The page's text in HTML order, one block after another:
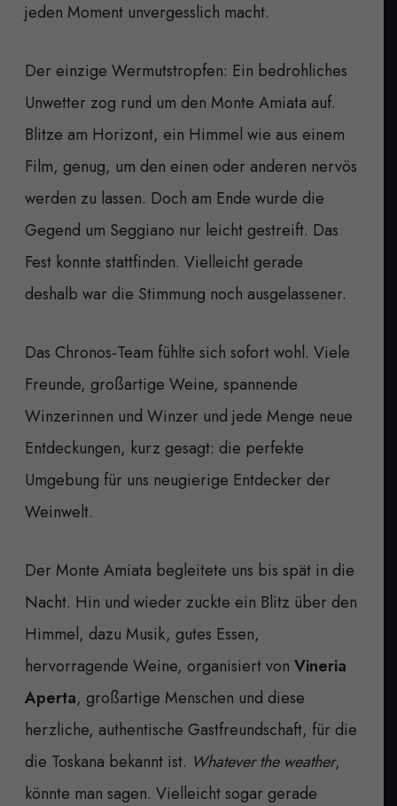
jeden Moment unvergesslich macht.
Der einzige Wermutstropfen: Ein bedrohliches
Unwetter zog rund um den Monte Amiata auf.
Blitze am Horizont, ein Himmel wie aus einem
Film, genug, um den einen oder anderen nervös
werden zu lassen. Doch am Ende wurde die
Gegend um Seggiano nur leicht gestreift. Das
Fest konnte stattfinden. Vielleicht gerade
deshalb war die Stimmung noch ausgelassener.
Das Chronos-Team fühlte sich sofort wohl. Viele
Freunde, großartige Weine, spannende
Winzerinnen und Winzer und jede Menge neue
Entdeckungen, kurz gesagt: die perfekte
Umgebung für uns neugierige Entdecker der
Weinwelt.
Der Monte Amiata begleitete uns bis spät in die
Nacht. Hin und wieder zuckte ein Blitz über den
Himmel, dazu Musik, gutes Essen,
hervorragende Weine, organisiert von Vineria
Aperta, großartige Menschen und diese
herzliche, authentische Gastfreundschaft, für die
die Toskana bekannt ist. Whatever the weather,
könnte man sagen. Vielleicht sogar gerade